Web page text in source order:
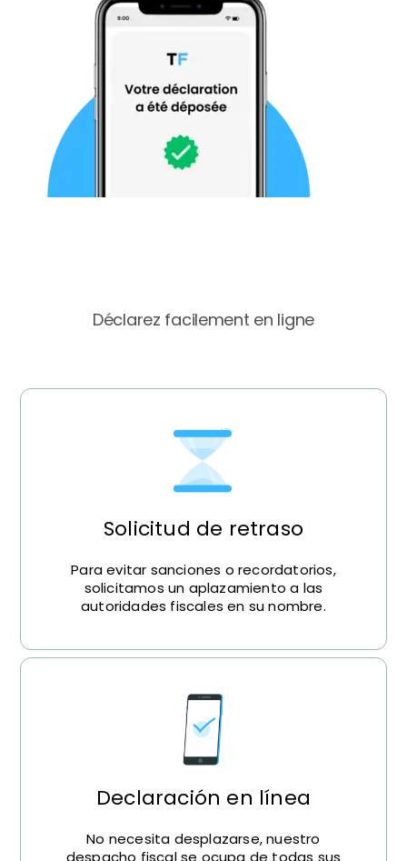
Déclarez facilement en ligne
Solicitud de retraso
Para evitar sanciones o recordatorios,
solicitamos un aplazamiento a las
autoridades fiscales en su nombre.
Declaración en línea
No necesita desplazarse, nuestro